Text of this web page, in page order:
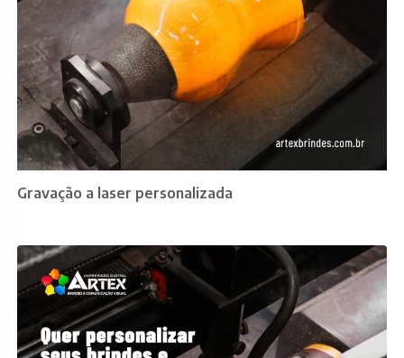
Gravação a laser personalizada